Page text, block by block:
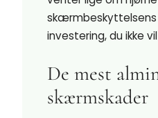
skærmbeskyttelsens
investering, du ikke
De mest
skærmskader